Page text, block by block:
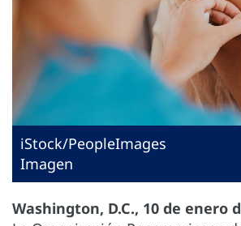
iStock/PeopleImages
Imagen
Washington, D.C., 10 de enero